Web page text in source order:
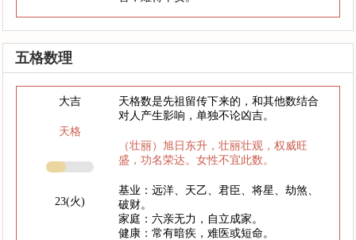
五格数理
大吉
天格
23(火)
天格数是先祖留传下来的，和其他数结合
对人产生影响，单独不论凶吉。
（壮丽）旭日东升，壮丽壮观，权威旺
盛，功名荣达。女性不宜此数。
基业：远洋、天乙、君臣、将星、劫煞、
破财。
家庭：六亲无力，自立成家。
健康：常有暗疾，难医或短命。